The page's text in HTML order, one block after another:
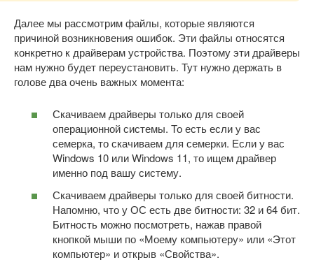
Далее мы рассмотрим файлы, которые являются
причиной возникновения ошибок. Эти файлы относятся
конкретно к драйверам устройства. Поэтому эти драйверы
нам нужно будет переустановить. Тут нужно держать в
голове два очень важных момента:
Скачиваем драйверы только для своей
операционной системы. То есть если у вас
семерка, то скачиваем для семерки. Если у вас
Windows 10 или Windows 11, то ищем драйвер
именно под вашу систему.
Скачиваем драйверы только для своей битности.
Напомню, что у ОС есть две битности: 32 и 64 бит.
Битность можно посмотреть, нажав правой
кнопкой мыши по «Моему компьютеру» или «Этот
компьютер» и открыв «Свойства».